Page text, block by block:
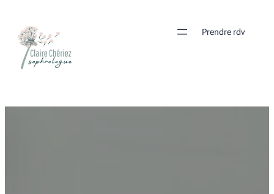
Prendre rdv